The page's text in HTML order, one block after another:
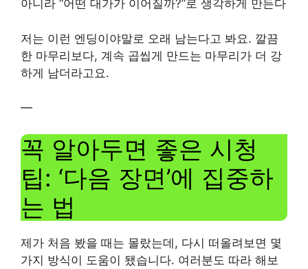
아니라 “어떤 대가가 이어질까?”로 생각하게 만든다
저는 이런 엔딩이야말로 오래 남는다고 봐요. 깔끔
한 마무리보다, 계속 곱씹게 만드는 마무리가 더 강
하게 남더라고요.
—
꼭 알아두면 좋은 시청
팁: ‘다음 장면’에 집중하
는 법
제가 처음 봤을 때는 몰랐는데, 다시 떠올려보면 몇
가지 방식이 도움이 됐습니다. 여러분도 따라 해보